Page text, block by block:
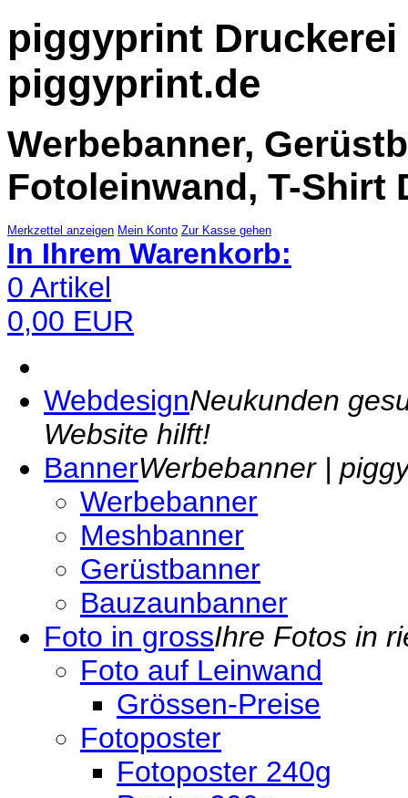
piggyprint
piggyprint.de
Werbebanner,
Fotoleinwand, T-Shirt
Merkzettel anzeigen Mein Konto Zur Kasse gehen
In Ihrem Warenkorb:
0 Artikel
0,00 EUR
WebdesignNeukunden
Website hilft!
BannerWerbebanner |
Werbebanner
Meshbanner
Gerüstbanner
Bauzaunbanner
Foto in grossIhre Fotos in
Foto auf Leinwand
Grössen-Preise
Fotoposter
Fotoposter 240g